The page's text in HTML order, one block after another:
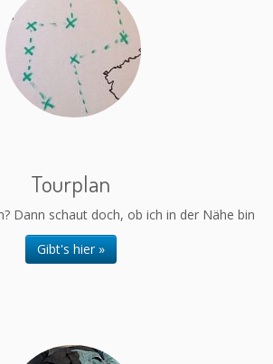
Tourplan
Dann schaut doch, ob ich in der Nähe bin
Gibt's hier »